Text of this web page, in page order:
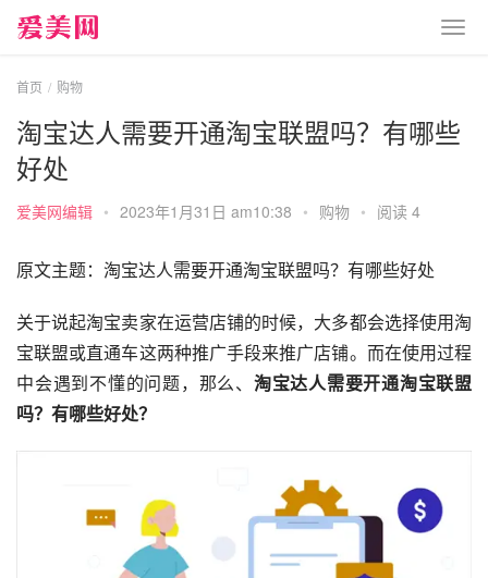
首页 购物
淘宝达人需要开通淘宝联盟吗？有哪些
好处
爱美网编辑 • 2023年1月31日 am10:38 • 购物 • 阅读 4
原文主题：淘宝达人需要开通淘宝联盟吗？有哪些好处
关于说起淘宝卖家在运营店铺的时候，大多都会选择使用淘
宝联盟或直通车这两种推广手段来推广店铺。而在使用过程
中会遇到不懂的问题，那么、 淘宝达人需要开通淘宝联盟
吗？有哪些好处？